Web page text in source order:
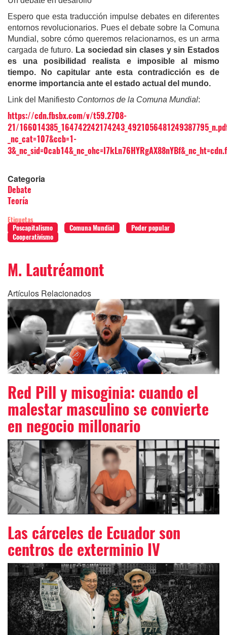
Espero que esta traducción impulse debates en diferentes
entornos revolucionarios. Pues el debate sobre la Comuna
Mundial, sobre cómo queremos relacionarnos, es un arma
cargada de futuro. La sociedad sin clases y sin Estados
es una posibilidad realista e imposible al mismo
tiempo.
No capitular ante esta contradicción es de
enorme importancia ante el estado actual del mundo.
Link del Manifiesto Contornos de la Comuna Mundial:
https://cdn.fbsbx.com/v/t59.2708-
21/
_nc_cat=107&ccb=1-
Categoria
Debate
Teoría
Etiquetas
Poscapitalismo
Comuna Mundial
Poder popular
Cooperativismo
M. Lautréamont
Artículos Relacionados
Red Pill y misoginia: cuando el
malestar masculino se convierte
en negocio millonario
Las cárceles de Ecuador son
centros de exterminio IV